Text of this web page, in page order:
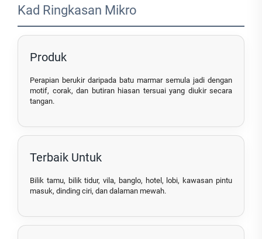
Kad Ringkasan Mikro
Produk
Perapian berukir daripada batu marmar semula jadi dengan
motif, corak, dan butiran hiasan tersuai yang diukir secara
tangan.
Terbaik Untuk
Bilik tamu, bilik tidur, vila, banglo, hotel, lobi, kawasan pintu
masuk, dinding ciri, dan dalaman mewah.